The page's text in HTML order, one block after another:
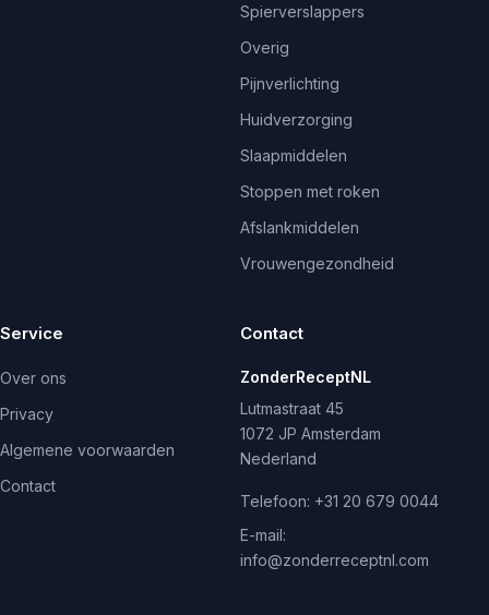
Spierverslappers
Overig
Pijnverlichting
Huidverzorging
Slaapmiddelen
Stoppen met roken
Afslankmiddelen
Vrouwengezondheid
Service
Over ons
Privacy
Algemene voorwaarden
Contact
Contact
ZonderReceptNL
Lutmastraat 45
1072 JP Amsterdam
Nederland
Telefoon: +31 20 679 0044
E-mail:
info@zonderreceptnl.com